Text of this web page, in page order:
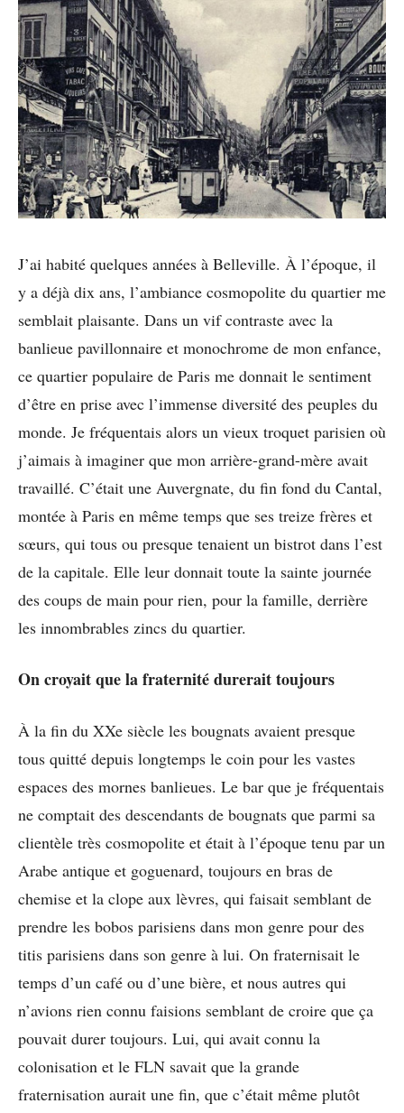
J’ai habité quelques années à Belleville. À l’époque, il
y a déjà dix ans, l’ambiance cosmopolite du quartier me
semblait plaisante. Dans un vif contraste avec la
banlieue pavillonnaire et monochrome de mon enfance,
ce quartier populaire de Paris me donnait le sentiment
d’être en prise avec l’immense diversité des peuples du
monde. Je fréquentais alors un vieux troquet parisien où
j’aimais à imaginer que mon arrière-grand-mère avait
travaillé. C’était une Auvergnate, du fin fond du Cantal,
montée à Paris en même temps que ses treize frères et
sœurs, qui tous ou presque tenaient un bistrot dans l’est
de la capitale. Elle leur donnait toute la sainte journée
des coups de main pour rien, pour la famille, derrière
les innombrables zincs du quartier.
On croyait que la fraternité durerait toujours
À la fin du XXe siècle les bougnats avaient presque
tous quitté depuis longtemps le coin pour les vastes
espaces des mornes banlieues. Le bar que je fréquentais
ne comptait des descendants de bougnats que parmi sa
clientèle très cosmopolite et était à l’époque tenu par un
Arabe antique et goguenard, toujours en bras de
chemise et la clope aux lèvres, qui faisait semblant de
prendre les bobos parisiens dans mon genre pour des
titis parisiens dans son genre à lui. On fraternisait le
temps d’un café ou d’une bière, et nous autres qui
n’avions rien connu faisions semblant de croire que ça
pouvait durer toujours. Lui, qui avait connu la
colonisation et le FLN savait que la grande
fraternisation aurait une fin, que c’était même plutôt